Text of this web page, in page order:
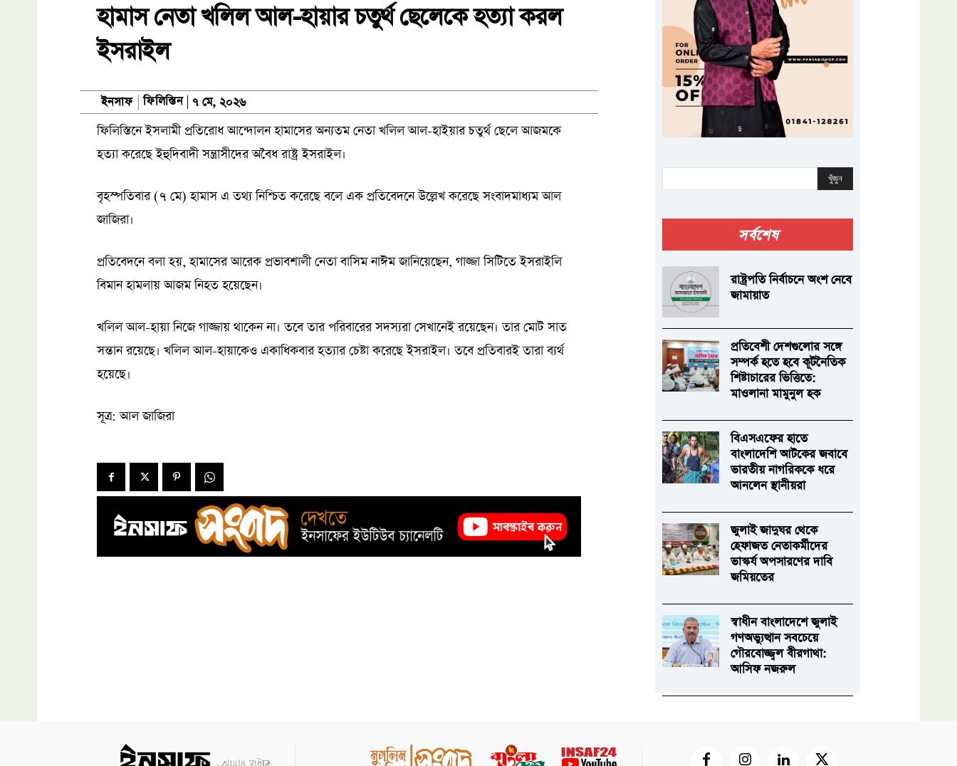
হামাস নেতা খলিল আল-হায়ার চতুর্থ ছেলেকে হত্যা করল
ইসরাইল
ইনসাফ ফিলিস্তিন ৭ মে, ২০২৬
ফিলিস্তিনে ইসলামী প্রতিরোধ আন্দোলন হামাসের অন্যতম নেতা খলিল আল-হাইয়ার চতুর্থ ছেলে আজমকে
হত্যা করেছে ইহুদিবাদী সন্ত্রাসীদের অবৈধ রাষ্ট্র ইসরাইল।
বৃহস্পতিবার (৭ মে) হামাস এ তথ্য নিশ্চিত করেছে বলে এক প্রতিবেদনে উল্লেখ করেছে সংবাদমাধ্যম আল
জাজিরা।
প্রতিবেদনে বলা হয়, হামাসের আরেক প্রভাবশালী নেতা বাসিম নাঈম জানিয়েছেন, গাজ্জা সিটিতে ইসরাইলি
বিমান হামলায় আজম নিহত হয়েছেন।
খলিল আল-হায়া নিজে গাজ্জায় থাকেন না। তবে তার পরিবারের সদস্যরা সেখানেই রয়েছেন। তার মোট সাত
সন্তান রয়েছে। খলিল আল-হায়াকেও একাধিকবার হত্যার চেষ্টা করেছে ইসরাইল। তবে প্রতিবারই তারা ব্যর্থ
হয়েছে।
সূত্র: আল জাজিরা
খুঁজুন
সর্বশেষ
রাষ্ট্রপতি নির্বাচনে অংশ নেবে
জামায়াত
প্রতিবেশী দেশগুলোর সঙ্গে
সম্পর্ক হতে হবে কূটনৈতিক
শিষ্টাচারের ভিত্তিতে:
মাওলানা মামুনুল হক
বিএসএফের হাতে
বাংলাদেশি আটকের জবাবে
ভারতীয় নাগরিককে ধরে
আনলেন স্থানীয়রা
জুলাই জাদুঘর থেকে
হেফাজত নেতাকর্মীদের
ভাস্কর্য অপসারণের দাবি
জমিয়তের
স্বাধীন বাংলাদেশে জুলাই
গণঅভ্যুত্থান সবচেয়ে
গৌরবোজ্জ্বল বীরগাথা:
আসিফ নজরুল